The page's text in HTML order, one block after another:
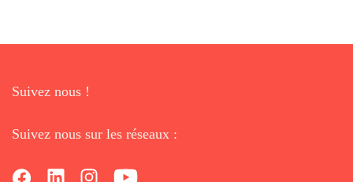
Suivez nous !
Suivez nous sur les réseaux :